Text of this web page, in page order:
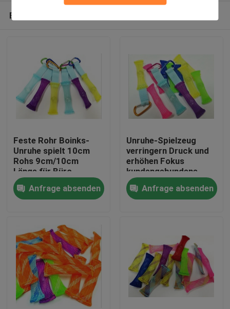
Produkte
Über uns
Empfohlene Produkte
Feste Rohr Boinks-
Unruhe spielt 10cm
Rohs 9cm/10cm
Länge für Büro
Anfrage absenden
Unruhe-Spielzeug
verringern Druck und
erhöhen Fokus
kundengebundene
Länge
Anfrage absenden